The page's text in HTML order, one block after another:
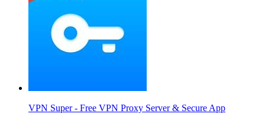
VPN Super - Free VPN Proxy Server & Secure App